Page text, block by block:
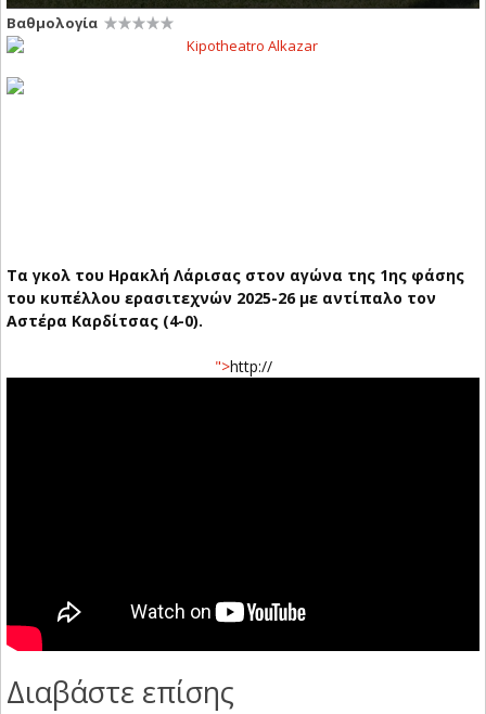
Βαθμολογία
Τα γκολ του Ηρακλή Λάρισας στον αγώνα της 1ης φάσης
του κυπέλλου ερασιτεχνών 2025-26 με αντίπαλο τον
Αστέρα Καρδίτσας (4-0).
">http://
Διαβάστε επίσης